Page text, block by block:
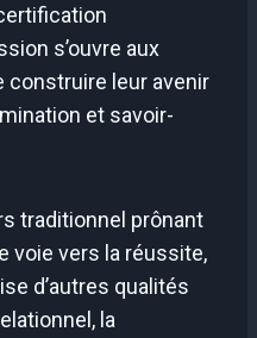
s’ouvre aux
construire leur avenir
et savoir-
traditionnel prônant
voie vers la réussite,
d’autres qualités
la